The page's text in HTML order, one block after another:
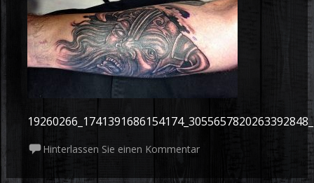
Hinterlassen Sie einen Kommentar